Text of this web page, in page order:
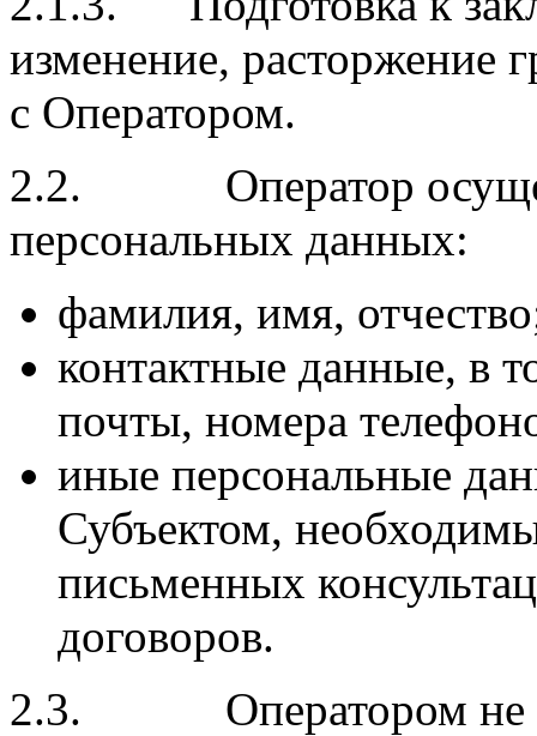
изменение, расторжение
с Оператором.
2.2. Оператор
персональных данных:
фамилия, имя,
контактные данные, в
почты, номера
иные персональные
Субъектом,
письменных
договоров.
2.3. Оператором не